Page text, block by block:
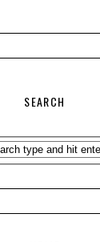
SEARCH